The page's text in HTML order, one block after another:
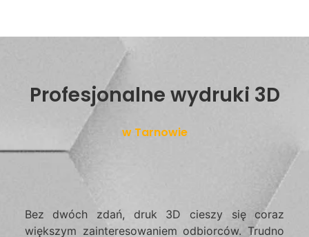
Profesjonalne wydruki 3D
w Tarnowie
Bez dwóch zdań, druk 3D cieszy się coraz
większym zainteresowaniem odbiorców. Trudno